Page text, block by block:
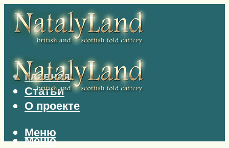
Главная
Статьи
О проекте
Меню
Меню